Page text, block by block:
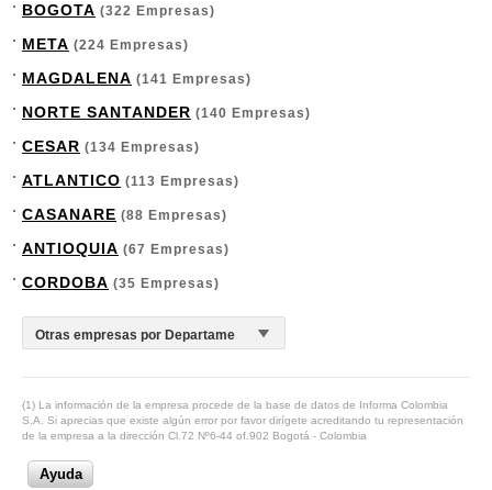
BOGOTA (322 Empresas)
META (224 Empresas)
MAGDALENA (141 Empresas)
NORTE SANTANDER (140 Empresas)
CESAR (134 Empresas)
ATLANTICO (113 Empresas)
CASANARE (88 Empresas)
ANTIOQUIA (67 Empresas)
CORDOBA (35 Empresas)
(1) La información de la empresa procede de la base de datos de Informa Colombia
S.A. Si aprecias que existe algún error por favor dirígete acreditando tu representación
de la empresa a la dirección Cl.72 Nº6-44 of.902 Bogotá - Colombia
Ayuda